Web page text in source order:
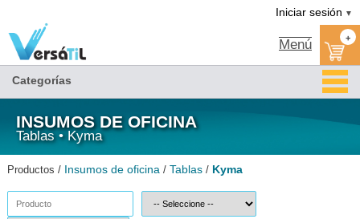
Iniciar sesión ▼
Menú +
Categorías
INSUMOS DE OFICINA
Tablas • Kyma
Productos / Insumos de oficina / Tablas / Kyma